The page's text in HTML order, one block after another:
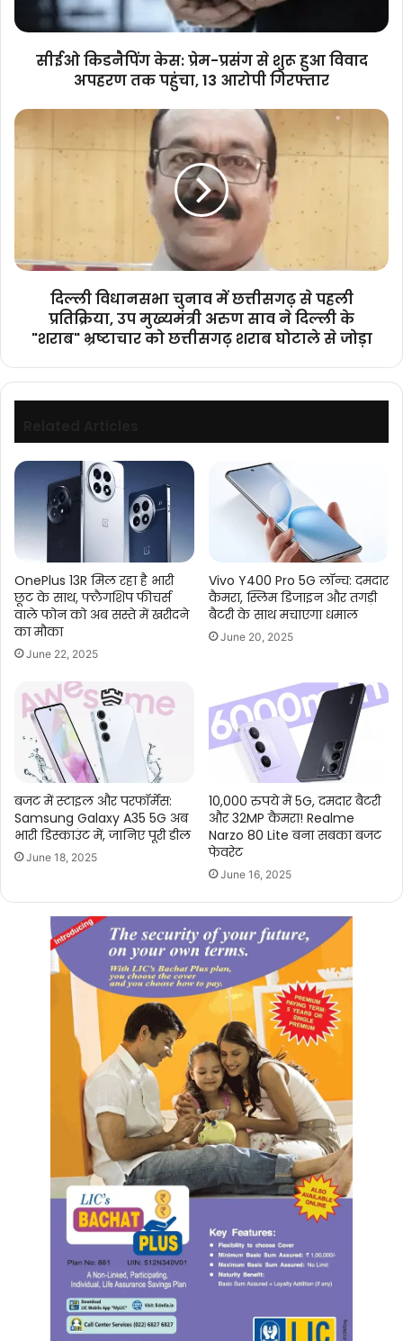
विवाद
13
आरोपी
सीईओ किडनैपिंग केस: प्रेम-प्रसंग से शुरू हुआ विवाद
अपहरण तक पहुंचा, 13 आरोपी गिरफ्तार
दिल्ली
प्रतिक्रिया,
उप
मुख्यमंत्री
के
"शराब"
छत्तीसगढ़
शराब
घोटाले
से
जोड़ा
दिल्ली विधानसभा चुनाव में छत्तीसगढ़ से पहली
प्रतिक्रिया, उप मुख्यमंत्री अरुण साव ने दिल्ली के
"शराब" भ्रष्टाचार को छत्तीसगढ़ शराब घोटाले से जोड़ा
OnePlus 13R मिल रहा है भारी
छूट के साथ, फ्लैगशिप फीचर्स
वाले फोन को अब सस्ते में खरीदने
का मौका
June 22, 2025
Vivo Y400 Pro 5G लॉन्च: दमदार
कैमरा, स्लिम डिजाइन और तगड़ी
बैटरी के साथ मचाएगा धमाल
June 20, 2025
बजट में स्टाइल और परफॉर्मेंस:
Samsung Galaxy A35 5G अब
भारी डिस्काउंट में, जानिए पूरी डील
June 18, 2025
10,000 रुपये में 5G, दमदार बैटरी
और 32MP कैमरा! Realme
Narzo 80 Lite बना सबका बजट
फेवरेट
June 16, 2025